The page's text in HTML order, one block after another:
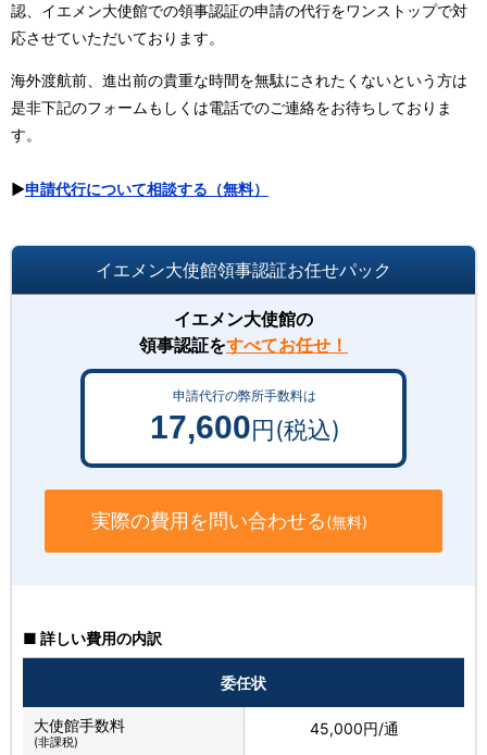
認、イエメン大使館での領事認証の申請の代行をワンストップで対
応させていただいております。
海外渡航前、進出前の貴重な時間を無駄にされたくないという方は
是非下記のフォームもしくは電話でのご連絡をお待ちしておりま
す。
▶申請代行について相談する（無料）
イエメン大使館領事認証お任せパック
イエメン大使館の
領事認証をすべてお任せ！
申請代行の弊所手数料は
17,600円(税込)
実際の費用を問い合わせる(無料)
■ 詳しい費用の内訳
委任状
大使館手数料
(非課税)
45,000円/通